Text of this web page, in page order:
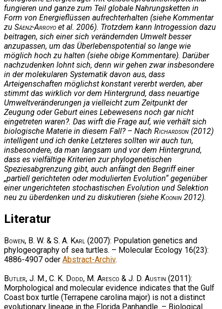
fungieren und ganze zum Teil globale Nahrungsketten in
Form von Energieflüssen aufrechterhalten (siehe Kommentar
zu Sáenz-Arroyo et al. 2006). Trotzdem kann Introgession dazu
beitragen, sich einer sich verändernden Umwelt besser
anzupassen, um das Überlebenspotential so lange wie
möglich hoch zu halten (siehe obige Kommentare). Darüber
nachzudenken lohnt sich, denn wir gehen zwar insbesondere
in der molekularen Systematik davon aus, dass
Arteigenschaften möglichst konstant vererbt werden, aber
stimmt das wirklich vor dem Hintergrund, dass neuartige
Umweltveränderungen ja vielleicht zum Zeitpunkt der
Zeugung oder Geburt eines Lebewesens noch gar nicht
eingetreten waren?. Das wirft die Frage auf, wie verhält sich
biologische Materie in diesem Fall? – Nach Richardson (2012)
intelligent und ich denke Letzteres sollten wir auch tun,
insbesondere, da man langsam und vor dem Hintergrund,
dass es vielfältige Kriterien zur phylogenetischen
Speziesabgrenzung gibt, auch anfängt den Begriff einer
„partiell gerichteten oder modulierten Evolution“ gegenüber
einer ungerichteten stochastischen Evolution und Selektion
neu zu überdenken und zu diskutieren (siehe Koonin 2012).
Literatur
Bowen, B. W. & S. A. Karl (2007): Population genetics and
phylogeography of sea turtles. – Molecular Ecology 16(23):
4886-4907 oder Abstract-Archiv.
Butler, J. M., C. K. Dodd, M. Aresco & J. D. Austin (2011):
Morphological and molecular evidence indicates that the Gulf
Coast box turtle (Terrapene carolina major) is not a distinct
evolutionary lineage in the Florida Panhandle. – Biological